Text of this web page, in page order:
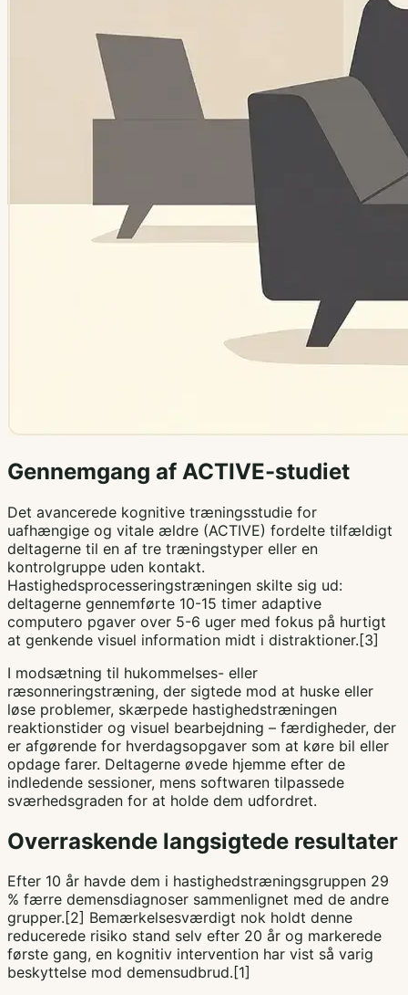
Gennemgang af ACTIVE-studiet
Det avancerede kognitive træningsstudie for
uafhængige og vitale ældre (ACTIVE) fordelte tilfældigt
deltagerne til en af tre træningstyper eller en
kontrolgruppe uden kontakt.
Hastighedsprocesseringstræningen skilte sig ud:
deltagerne gennemførte 10-15 timer adaptive
computero pgaver over 5-6 uger med fokus på hurtigt
at genkende visuel information midt i distraktioner.[3]
I modsætning til hukommelses- eller
ræsonneringstræning, der sigtede mod at huske eller
løse problemer, skærpede hastighedstræningen
reaktionstider og visuel bearbejdning – færdigheder, der
er afgørende for hverdagsopgaver som at køre bil eller
opdage farer. Deltagerne øvede hjemme efter de
indledende sessioner, mens softwaren tilpassede
sværhedsgraden for at holde dem udfordret.
Overraskende langsigtede resultater
Efter 10 år havde dem i hastighedstræningsgruppen 29
% færre demensdiagnoser sammenlignet med de andre
grupper.[2] Bemærkelsesværdigt nok holdt denne
reducerede risiko stand selv efter 20 år og markerede
første gang, en kognitiv intervention har vist så varig
beskyttelse mod demensudbrud.[1]